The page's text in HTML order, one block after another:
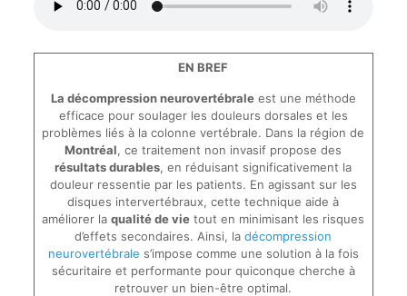
EN BREF
La décompression neurovertébraleest une méthode
efficace pour soulager les douleurs dorsales et les
problèmes liés à la colonne vertébrale. Dans la région de
Montréal, ce traitement non invasif propose des
résultats durables, en réduisant significativement la
douleur ressentie par les patients. En agissant sur les
disques intervertébraux, cette technique aide à
améliorer laqualité de vie tout en minimisant les risques
d’effets secondaires. Ainsi, ladécompression
neurovertébrale s’impose comme une solution à la fois
sécuritaire et performante pour quiconque cherche à
retrouver un bien-être optimal.